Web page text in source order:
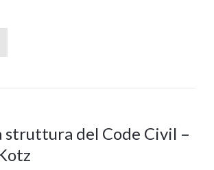
struttura del Code Civil –